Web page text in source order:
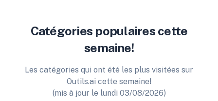
Catégories populaires cette
semaine!
Les catégories qui ont été les plus visitées sur
Outils.ai cette semaine!
(mis à jour le lundi 03/08/2026)